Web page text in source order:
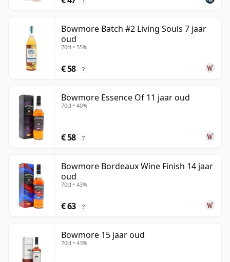
Bowmore Batch #2 Living Souls 7 jaar
oud
70cl • 55%
€ 58 ?
Bowmore Essence Of 11 jaar oud
70cl • 40%
€ 58 ?
Bowmore Bordeaux Wine Finish 14 jaar
oud
70cl • 43%
€ 63 ?
Bowmore 15 jaar oud
70cl • 43%